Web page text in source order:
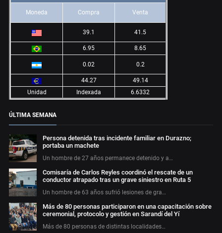
Moneda Compra Venta
39.1 41.5
6.95 8.65
0.02 0.2
44.27
49.14
Unidad
Indexada 6.6332
ÚLTIMA SEMANA
Persona detenida tras incidente familiar en Durazno;
portaba un machete
Un hombre de 27 años permanece detenido y a…
Comisaría de Carlos Reyles coordinó el rescate de un
conductor atrapado tras un grave siniestro en Ruta 5
Un hombre de 63 años sufrió lesiones de gra…
Más de 80 personas participaron en una capacitación sobre
ceremonial, protocolo y gestión en Sarandí del Yí
Más de 80 personas de distintas localidades…